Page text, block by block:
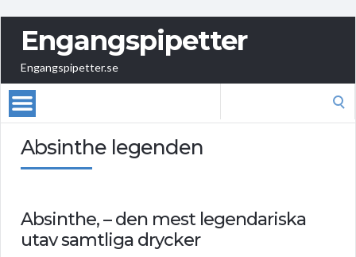
Engangspipetter
Engangspipetter.se
Absinthe legenden
Absinthe, – den mest legendariska
utav samtliga drycker